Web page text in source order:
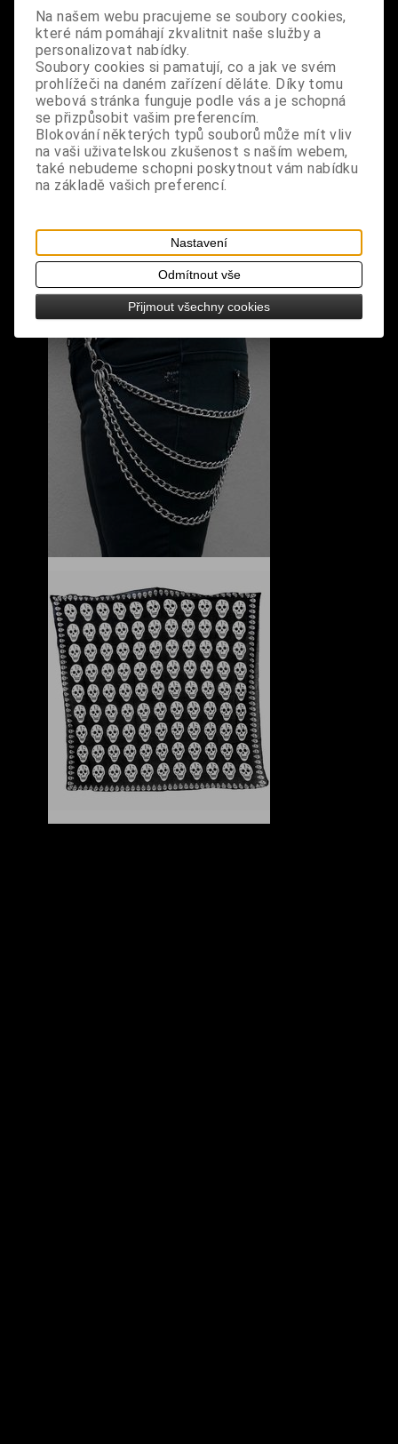
S výrobkem se také prodává
Na našem webu pracujeme se soubory cookies,
které nám pomáhají zkvalitnit naše služby a
personalizovat nabídky.
Soubory cookies si pamatují, co a jak ve svém
prohlížeči na daném zařízení děláte. Díky tomu
webová stránka funguje podle vás a je schopná
se přizpůsobit vašim preferencím.
Blokování některých typů souborů může mít vliv
na vaši uživatelskou zkušenost s naším webem,
také nebudeme schopni poskytnout vám nabídku
na základě vašich preferencí.
Nastavení
Odmítnout vše
Přijmout všechny cookies